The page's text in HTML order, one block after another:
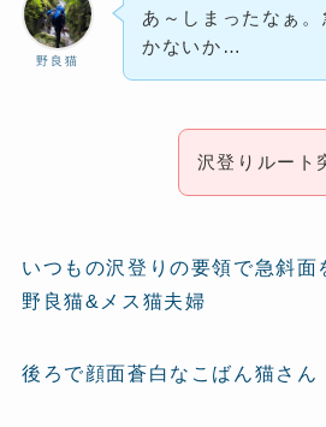
野良猫
あ～しまったなぁ
かないか…
沢登りルート
いつもの沢登りの要領で急斜面
野良猫&メス猫夫婦
後ろで顔面蒼白なこばん猫さん